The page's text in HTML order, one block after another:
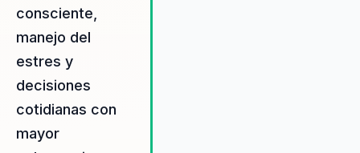
consciente,
manejo del
estres y
decisiones
cotidianas con
mayor